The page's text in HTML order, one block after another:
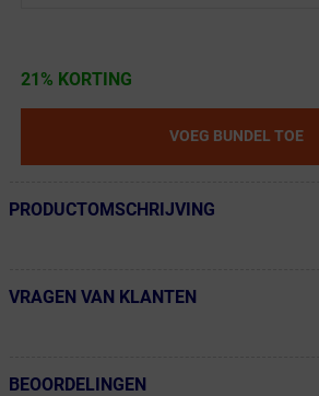
21% KORTING
VOEG BUNDEL TOE
← Terug naar productnavigatie
PRODUCTOMSCHRIJVING
← Terug naar productnavigatie
VRAGEN VAN KLANTEN
← Terug naar productnavigatie
BEOORDELINGEN